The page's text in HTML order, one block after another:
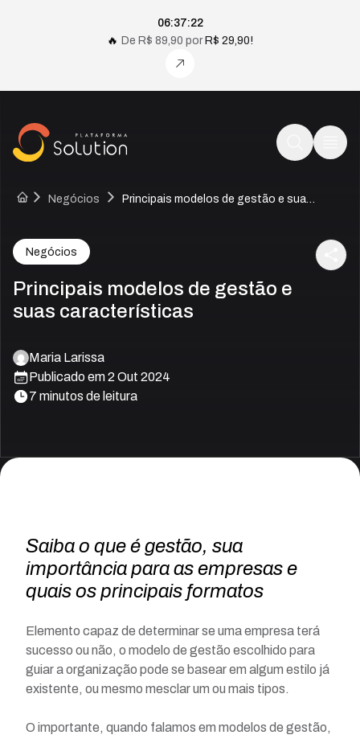
Faltam06
06:37:21
🔥 De R$ 89,90 por R$ 29,90!
Negócios Principais modelos de gestão e suas características
Negócios
Principais modelos de gestão e
suas características
Autor:
Maria Larissa
Publicado em2 Out 2024
7 minutos de leitura
Saiba o que é gestão, sua
importância para as empresas e
quais os principais formatos
Elemento capaz de determinar se uma empresa terá
sucesso ou não, o modelo de gestão escolhido para
guiar a organização pode se basear em algum estilo já
existente, ou mesmo mesclar um ou mais tipos.
O importante, quando falamos em modelos de gestão,